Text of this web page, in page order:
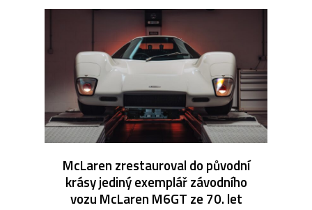
McLaren zrestauroval do původní
krásy jediný exemplář závodního
vozu McLaren M6GT ze 70. let